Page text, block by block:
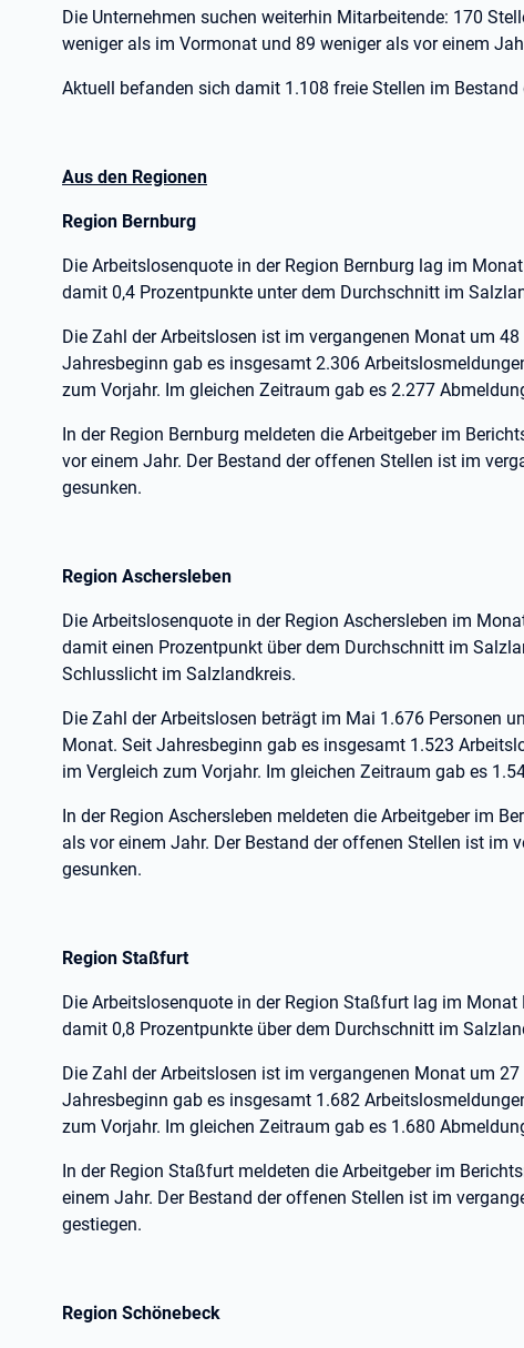
Die Unternehmen suchen weiterhin Mitarbeitende: 170
weniger als im Vormonat und 89 weniger als vor einem
Aktuell befanden sich damit 1.108 freie Stellen im Bestand
Aus den Regionen
Region Bernburg
Die Arbeitslosenquote in der Region Bernburg lag im
damit 0,4 Prozentpunkte unter dem Durchschnitt im
Die Zahl der Arbeitslosen ist im vergangenen Monat um
Jahresbeginn gab es insgesamt 2.306
zum Vorjahr. Im gleichen Zeitraum gab es 2.277
In der Region Bernburg meldeten die Arbeitgeber im
vor einem Jahr. Der Bestand der offenen Stellen ist im
gesunken.
Region Aschersleben
Die Arbeitslosenquote in der Region Aschersleben im
damit einen Prozentpunkt über dem Durchschnitt im
Schlusslicht im Salzlandkreis.
Die Zahl der Arbeitslosen beträgt im Mai 1.676 Personen
Monat. Seit Jahresbeginn gab es insgesamt 1.523
im Vergleich zum Vorjahr. Im gleichen Zeitraum gab es
In der Region Aschersleben meldeten die Arbeitgeber im
als vor einem Jahr. Der Bestand der offenen Stellen ist im
gesunken.
Region Staßfurt
Die Arbeitslosenquote in der Region Staßfurt lag im Monat
damit 0,8 Prozentpunkte über dem Durchschnitt im
Die Zahl der Arbeitslosen ist im vergangenen Monat um
Jahresbeginn gab es insgesamt 1.682
zum Vorjahr. Im gleichen Zeitraum gab es 1.680
In der Region Staßfurt meldeten die Arbeitgeber im
einem Jahr. Der Bestand der offenen Stellen ist im
gestiegen.
Region Schönebeck